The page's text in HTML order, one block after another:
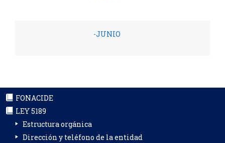
-JUNIO
FONACIDE
LEY 5189
Estructura orgánica
Dirección y teléfono de la entidad